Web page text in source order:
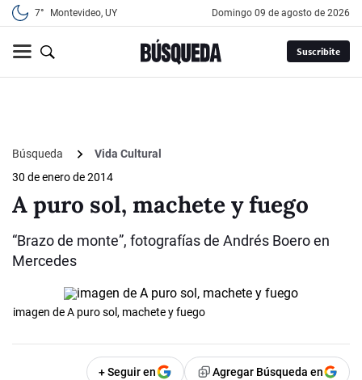
7° Montevideo, UY domingo 09 de agosto de 2026
Suscribite
Búsqueda
Vida Cultural
30 de enero de 2014
A puro sol, machete y fuego
“Brazo de monte”, fotografías de Andrés Boero en
Mercedes
imagen de A puro sol, machete y fuego
+ Seguir en Agregar Búsqueda en